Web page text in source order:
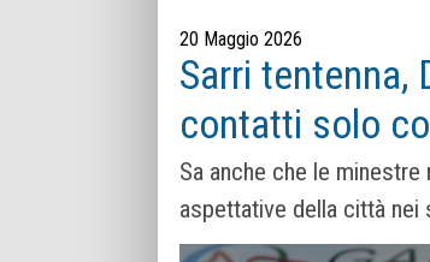
20 Maggio 2026
Sarri tentenna,
contatti solo
Sa anche che le
aspettative della città